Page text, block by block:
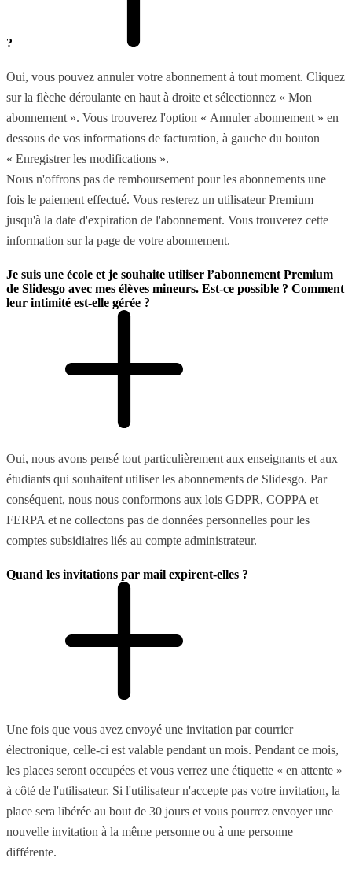
?
Oui, vous pouvez annuler votre abonnement à tout moment. Cliquez
sur la flèche déroulante en haut à droite et sélectionnez « Mon
abonnement ». Vous trouverez l'option « Annuler abonnement » en
dessous de vos informations de facturation, à gauche du bouton
« Enregistrer les modifications ».
Nous n'offrons pas de remboursement pour les abonnements une
fois le paiement effectué. Vous resterez un utilisateur Premium
jusqu'à la date d'expiration de l'abonnement. Vous trouverez cette
information sur la page de votre abonnement.
Je suis une école et je souhaite utiliser l’abonnement Premium
de Slidesgo avec mes élèves mineurs. Est-ce possible ? Comment
leur intimité est-elle gérée ?
Oui, nous avons pensé tout particulièrement aux enseignants et aux
étudiants qui souhaitent utiliser les abonnements de Slidesgo. Par
conséquent, nous nous conformons aux lois GDPR, COPPA et
FERPA et ne collectons pas de données personnelles pour les
comptes subsidiaires liés au compte administrateur.
Quand les invitations par mail expirent-elles ?
Une fois que vous avez envoyé une invitation par courrier
électronique, celle-ci est valable pendant un mois. Pendant ce mois,
les places seront occupées et vous verrez une étiquette « en attente »
à côté de l'utilisateur. Si l'utilisateur n'accepte pas votre invitation, la
place sera libérée au bout de 30 jours et vous pourrez envoyer une
nouvelle invitation à la même personne ou à une personne
différente.